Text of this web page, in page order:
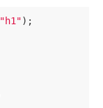
"h1"